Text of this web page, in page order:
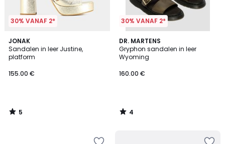
30% VANAF 2*
JONAK
Sandalen in leer Justine,
platform
155.00 €
5
/
5
5
/
30% VANAF 2*
DR. MARTENS
Gryphon sandalen in leer
Wyoming
160.00 €
4
/
5
4
/